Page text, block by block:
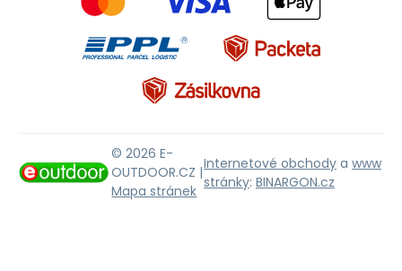
© 2026 E-
OUTDOOR.CZ |
Mapa stránek
Internetové obchody a www
stránky: BINARGON.cz